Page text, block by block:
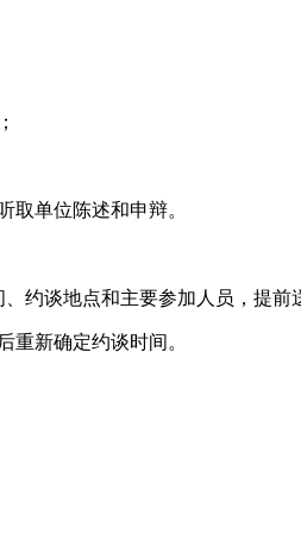
取单位陈述和申辩。
约谈地点和主要参加人员，提前
重新确定约谈时间。